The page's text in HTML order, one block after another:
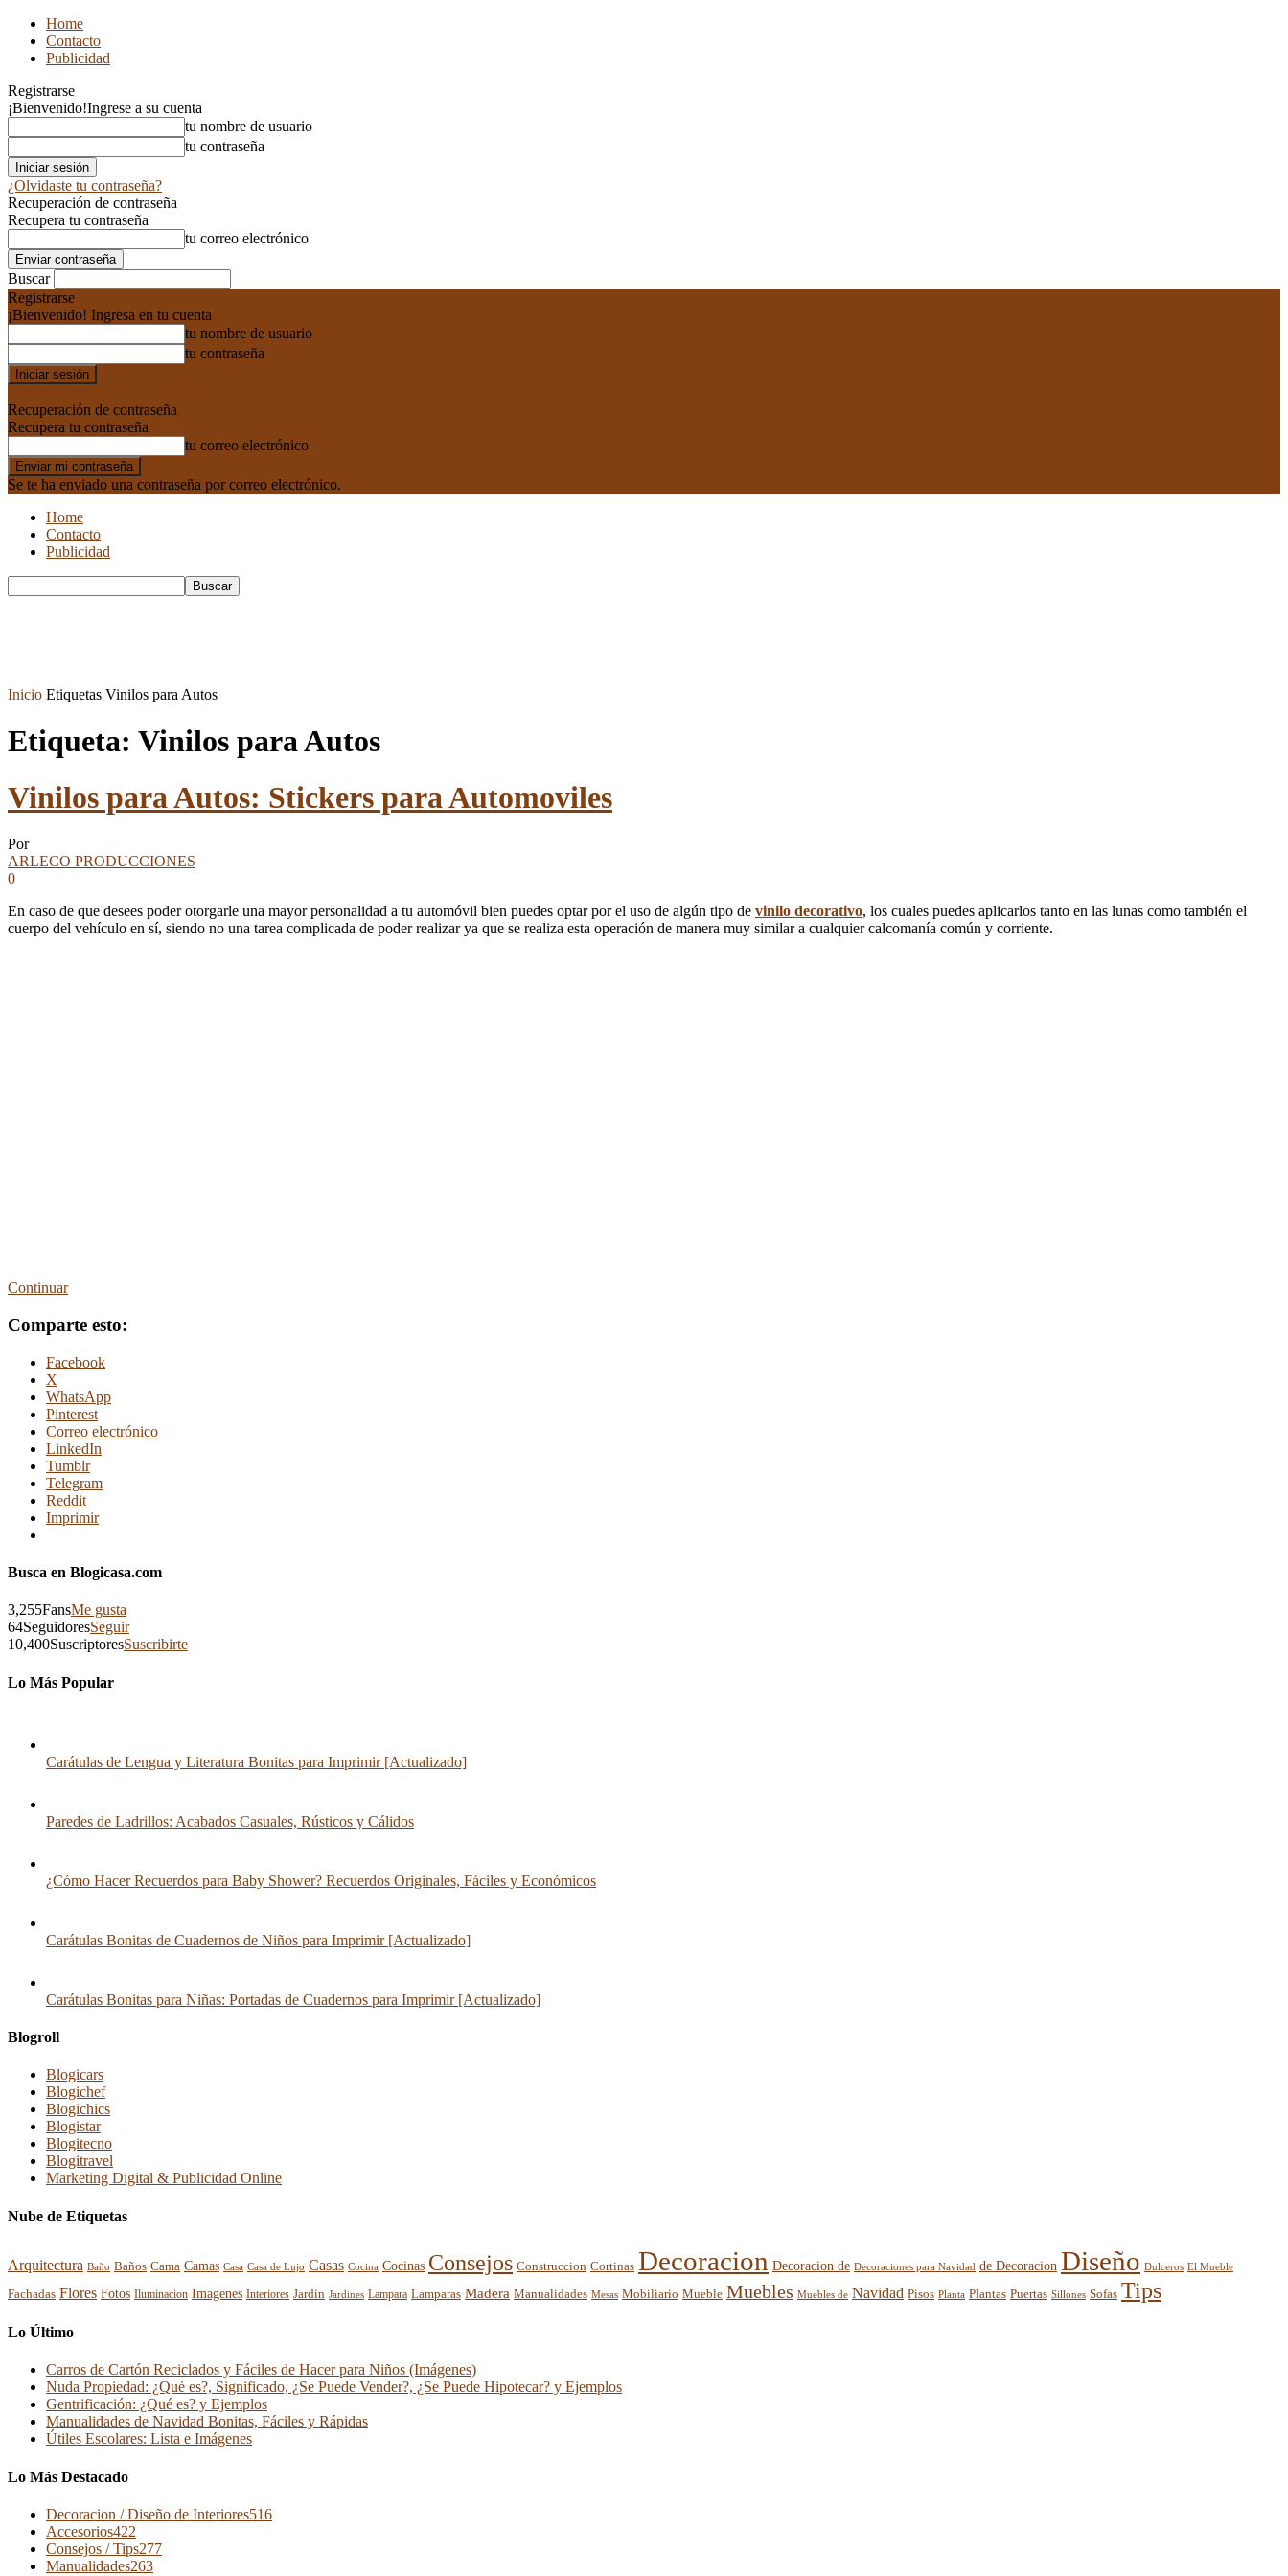
Home
Contacto
Publicidad
Registrarse
¡Bienvenido!Ingrese a su cuenta
tu nombre de usuario
tu contraseña
¿Olvidaste tu contraseña?
Recuperación de contraseña
Recupera tu contraseña
tu correo electrónico
Buscar
Registrarse
¡Bienvenido! Ingresa en tu cuenta
tu nombre de usuario
tu contraseña
Recuperación de contraseña
Recupera tu contraseña
tu correo electrónico
Se te ha enviado una contraseña por correo electrónico.
Home
Contacto
Publicidad
Inicio Etiquetas Vinilos para Autos
Etiqueta: Vinilos para Autos
Vinilos para Autos: Stickers para Automoviles
Por
ARLECO PRODUCCIONES
0
En caso de que desees poder otorgarle una mayor personalidad a tu automóvil bien puedes optar por el uso de algún tipo de vinilo decorativo, los cuales puedes aplicarlos tanto en las lunas como también el
cuerpo del vehículo en sí, siendo no una tarea complicada de poder realizar ya que se realiza esta operación de manera muy similar a cualquier calcomanía común y corriente.
Continuar
Comparte esto:
Facebook
X
WhatsApp
Pinterest
Correo electrónico
LinkedIn
Tumblr
Telegram
Reddit
Imprimir
Busca en Blogicasa.com
3,255FansMe gusta
64SeguidoresSeguir
10,400SuscriptoresSuscribirte
Lo Más Popular
Carátulas de Lengua y Literatura Bonitas para Imprimir [Actualizado]
Paredes de Ladrillos: Acabados Casuales, Rústicos y Cálidos
¿Cómo Hacer Recuerdos para Baby Shower? Recuerdos Originales, Fáciles y Económicos
Carátulas Bonitas de Cuadernos de Niños para Imprimir [Actualizado]
Carátulas Bonitas para Niñas: Portadas de Cuadernos para Imprimir [Actualizado]
Blogroll
Blogicars
Blogichef
Blogichics
Blogistar
Blogitecno
Blogitravel
Marketing Digital & Publicidad Online
Nube de Etiquetas
Arquitectura Baño Baños Cama Camas Casa Casa de Lujo Casas Cocina Cocinas Consejos Construccion Cortinas Decoracion Decoracion de Decoraciones para Navidad de Decoracion Diseño Dulceros El Mueble
Fachadas Flores Fotos Iluminacion Imagenes Interiores Jardin Jardines Lampara Lamparas Madera Manualidades Mesas Mobiliario Mueble Muebles Muebles de Navidad Pisos Planta Plantas Puertas Sillones Sofas Tips
Lo Último
Carros de Cartón Reciclados y Fáciles de Hacer para Niños (Imágenes)
Nuda Propiedad: ¿Qué es?, Significado, ¿Se Puede Vender?, ¿Se Puede Hipotecar? y Ejemplos
Gentrificación: ¿Qué es? y Ejemplos
Manualidades de Navidad Bonitas, Fáciles y Rápidas
Útiles Escolares: Lista e Imágenes
Lo Más Destacado
Decoracion / Diseño de Interiores516
Accesorios422
Consejos / Tips277
Manualidades263